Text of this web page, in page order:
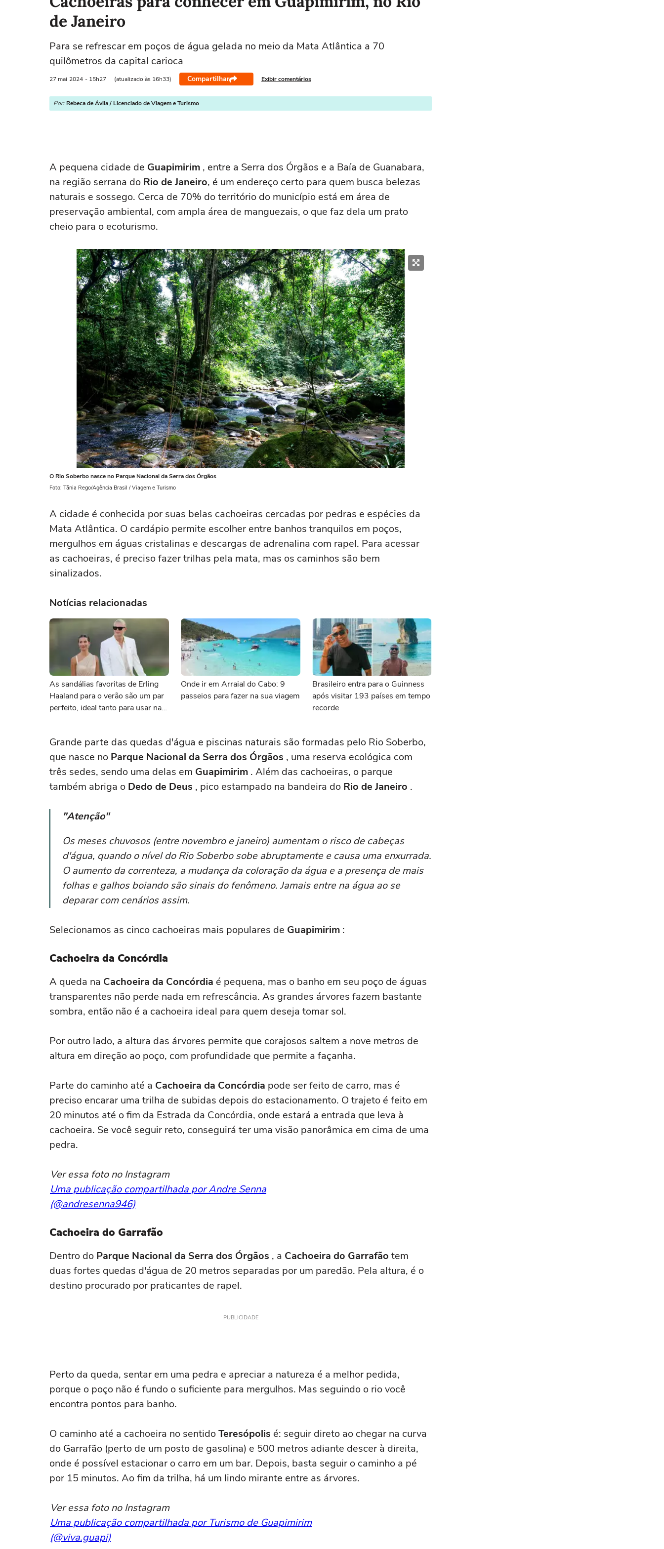
de Janeiro
Para se refrescar em poços de água gelada no meio da Mata Atlântica a 70
quilômetros da capital carioca
27 mai 2024 - 15h27 (atualizado às 16h33) Compartilhar Exibir comentários
Por: Rebeca de Ávila / Licenciado de Viagem e Turismo
A pequena cidade de Guapimirim , entre a Serra dos Órgãos e a Baía de Guanabara,
na região serrana do Rio de Janeiro, é um endereço certo para quem busca belezas
naturais e sossego. Cerca de 70% do território do município está em área de
preservação ambiental, com ampla área de manguezais, o que faz dela um prato
cheio para o ecoturismo.
O Rio Soberbo nasce no Parque Nacional da Serra dos Órgãos
Foto: Tãnia Rego/Agência Brasil / Viagem e Turismo
A cidade é conhecida por suas belas cachoeiras cercadas por pedras e espécies da
Mata Atlântica. O cardápio permite escolher entre banhos tranquilos em poços,
mergulhos em águas cristalinas e descargas de adrenalina com rapel. Para acessar
as cachoeiras, é preciso fazer trilhas pela mata, mas os caminhos são bem
sinalizados.
Notícias relacionadas
As sandálias favoritas de Erling
Haaland para o verão são um par
perfeito, ideal tanto para usar na
Onde ir em Arraial do Cabo: 9
passeios para fazer na sua viagem
Brasileiro entra para o Guinness
após visitar 193 países em tempo
recorde
Grande parte das quedas d'água e piscinas naturais são formadas pelo Rio Soberbo,
que nasce no Parque Nacional da Serra dos Órgãos , uma reserva ecológica com
três sedes, sendo uma delas em Guapimirim . Além das cachoeiras, o parque
também abriga o Dedo de Deus , pico estampado na bandeira do Rio de Janeiro .
"Atenção"
Os meses chuvosos (entre novembro e janeiro) aumentam o risco de cabeças
d'água, quando o nível do Rio Soberbo sobe abruptamente e causa uma enxurrada.
O aumento da correnteza, a mudança da coloração da água e a presença de mais
folhas e galhos boiando são sinais do fenômeno. Jamais entre na água ao se
deparar com cenários assim.
Selecionamos as cinco cachoeiras mais populares de Guapimirim :
Cachoeira da Concórdia
A queda na Cachoeira da Concórdia é pequena, mas o banho em seu poço de águas
transparentes não perde nada em refrescância. As grandes árvores fazem bastante
sombra, então não é a cachoeira ideal para quem deseja tomar sol.
Por outro lado, a altura das árvores permite que corajosos saltem a nove metros de
altura em direção ao poço, com profundidade que permite a façanha.
Parte do caminho até a Cachoeira da Concórdia pode ser feito de carro, mas é
preciso encarar uma trilha de subidas depois do estacionamento. O trajeto é feito em
20 minutos até o fim da Estrada da Concórdia, onde estará a entrada que leva à
cachoeira. Se você seguir reto, conseguirá ter uma visão panorâmica em cima de uma
pedra.
Ver essa foto no Instagram
Uma publicação compartilhada por Andre Senna
(@andresenna946)
Cachoeira do Garrafão
Dentro do Parque Nacional da Serra dos Órgãos , a Cachoeira do Garrafão tem
duas fortes quedas d'água de 20 metros separadas por um paredão. Pela altura, é o
destino procurado por praticantes de rapel.
PUBLICIDADE
Perto da queda, sentar em uma pedra e apreciar a natureza é a melhor pedida,
porque o poço não é fundo o suficiente para mergulhos. Mas seguindo o rio você
encontra pontos para banho.
O caminho até a cachoeira no sentidoTeresópolis é: seguir direto ao chegar na curva
do Garrafão (perto de um posto de gasolina) e 500 metros adiante descer à direita,
onde é possível estacionar o carro em um bar. Depois, basta seguir o caminho a pé
por 15 minutos. Ao fim da trilha, há um lindo mirante entre as árvores.
Ver essa foto no Instagram
Uma publicação compartilhada por Turismo de Guapimirim
(@viva.guapi)